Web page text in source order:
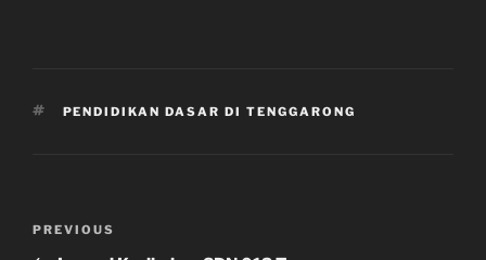
TAGS
PENDIDIKAN DASAR DI TENGGARONG
Previous
PREVIOUS